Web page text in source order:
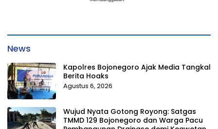
News
Kapolres Bojonegoro Ajak Media Tangkal
Berita Hoaks
Agustus 6, 2026
Wujud Nyata Gotong Royong: Satgas
TMMD 129 Bojonegoro dan Warga Pacu